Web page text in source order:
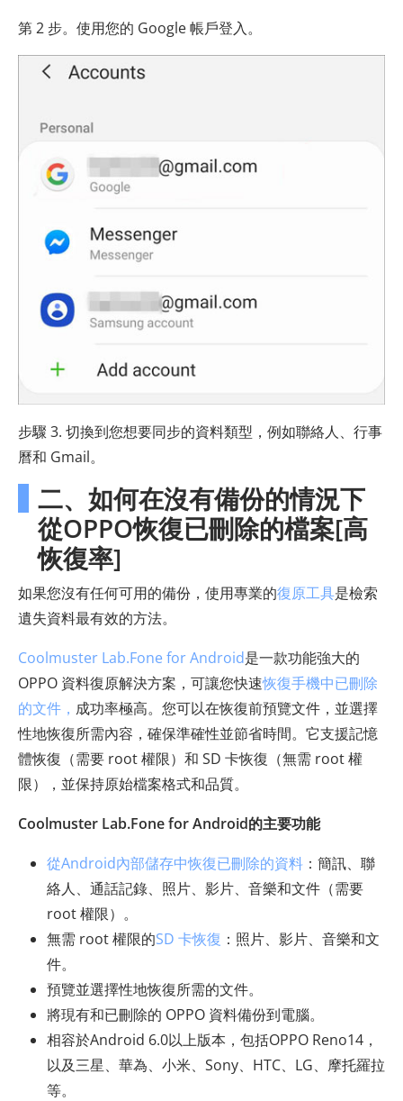
第 2 步。使用您的 Google 帳戶登入。
步驟 3. 切換到您想要同步的資料類型，例如聯絡人、行事
曆和 Gmail。
二、如何在沒有備份的情況下
從OPPO恢復已刪除的檔案[高
恢復率]
如果您沒有任何可用的備份，使用專業的復原工具是檢索
遺失資料最有效的方法。
Coolmuster Lab.Fone for Android是一款功能強大的
OPPO 資料復原解決方案，可讓您快速恢復手機中已刪除
的文件， 成功率極高。您可以在恢復前預覽文件，並選擇
性地恢復所需內容，確保準確性並節省時間。它支援記憶
體恢復（需要 root 權限）和 SD 卡恢復（無需 root 權
限），並保持原始檔案格式和品質。
Coolmuster Lab.Fone for Android的主要功能
從Android內部儲存中恢復已刪除的資料 ：簡訊、聯
絡人、通話記錄、照片、影片、音樂和文件（需要
root 權限）。
無需 root 權限的SD 卡恢復 ：照片、影片、音樂和文
件。
預覽並選擇性地恢復所需的文件。
將現有和已刪除的 OPPO 資料備份到電腦。
相容於Android 6.0以上版本，包括OPPO Reno14，
以及三星、華為、小米、Sony、HTC、LG、摩托羅拉
等。